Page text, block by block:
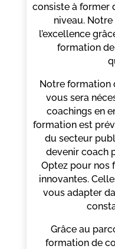
consiste à former
niveau.
l’excellence
formation
Notre formation
vous sera
coachings en
formation est
du secteur
devenir coach
Optez pour nos
innovantes.
vous adapter
Grâce au
formation de